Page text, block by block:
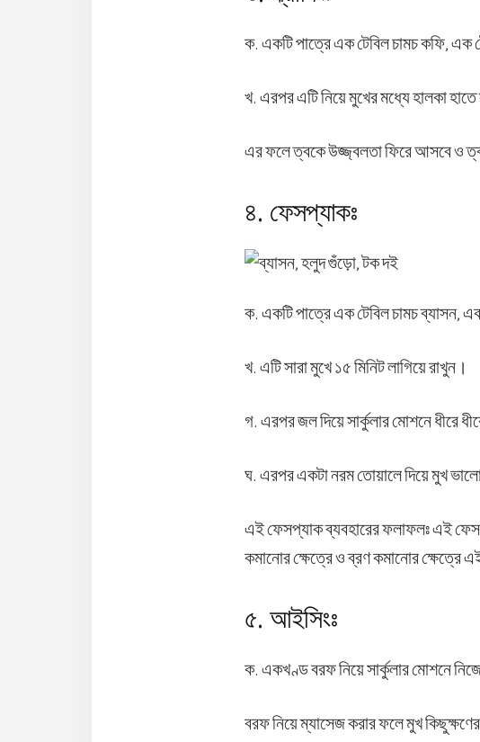
ক. একটি পাত্রে এক টেবিল চামচ কফি, এক
খ. এরপর এটি নিয়ে মুখের মধ্যে হালকা হাতে
এর ফলে ত্বকে উজ্জ্বলতা ফিরে আসবে ও
৪. ফেসপ্যাকঃ
ক. একটি পাত্রে এক টেবিল চামচ ব্যাসন,
খ. এটি সারা মুখে ১৫ মিনিট লাগিয়ে রাখুন।
গ. এরপর জল দিয়ে সার্কুলার মোশনে ধীরে
ঘ. এরপর একটা নরম তোয়ালে দিয়ে মুখ
এই ফেসপ্যাক ব্যবহারের ফলাফলঃ এই
কমানোর ক্ষেত্রে ও ব্রণ কমানোর ক্ষেত্রে
৫. আইসিংঃ
ক. একখণ্ড বরফ নিয়ে সার্কুলার মোশনে
বরফ নিয়ে ম্যাসেজ করার ফলে মুখ